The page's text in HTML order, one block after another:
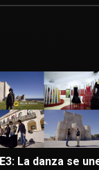
La danza se